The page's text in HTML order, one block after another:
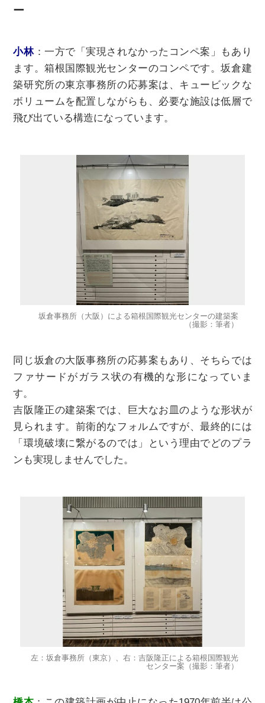
ー
⼩林：一方で「実現されなかったコンペ案」もあり
ます。箱根国際観光センターのコンペです。坂倉建
築研究所の東京事務所の応募案は、キュービックな
ボリュームを配置しながらも、必要な施設は低層で
飛び出ている構造になっています。
坂倉事務所（大阪）による箱根国際観光センターの建築案
（撮影：筆者）
同じ坂倉の⼤阪事務所の応募案もあり、そちらでは
ファサードがガラス状の有機的な形になっていま
す。
吉阪隆正の建築案では、巨大なお⽫のような形状が
見られます。前衛的なフォルムですが、最終的には
「環境破壊に繋がるのでは」という理由でどのプラ
ンも実現しませんでした。
左：坂倉事務所（東京）、右：吉阪隆正による箱根国際観光
センター案（撮影：筆者）